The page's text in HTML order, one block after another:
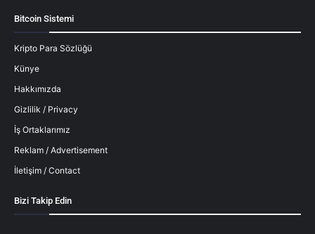
Bitcoin Sistemi
Kripto Para Sözlüğü
Künye
Hakkımızda
Gizlilik / Privacy
İş Ortaklarımız
Reklam / Advertisement
İletişim / Contact
Bizi Takip Edin